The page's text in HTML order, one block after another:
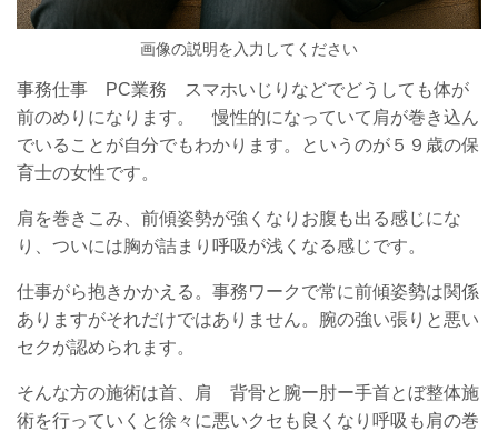
画像の説明を入力してください
事務仕事 PC業務 スマホいじりなどでどうしても体が
前のめりになります。 慢性的になっていて肩が巻き込ん
でいることが自分でもわかります。というのが５９歳の保
育士の女性です。
肩を巻きこみ、前傾姿勢が強くなりお腹も出る感じにな
り、ついには胸が詰まり呼吸が浅くなる感じです。
仕事がら抱きかかえる。事務ワークで常に前傾姿勢は関係
ありますがそれだけではありません。腕の強い張りと悪い
セクが認められます。
そんな方の施術は首、肩 背骨と腕ー肘ー手首とぼ整体施
術を行っていくと徐々に悪いクセも良くなり呼吸も肩の巻